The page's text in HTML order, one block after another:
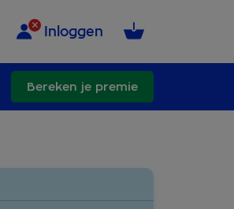
Inloggen
Bereken je premie